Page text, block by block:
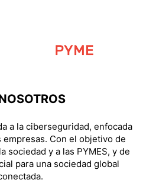
a la ciberseguridad, enfocada
empresas. Con el objetivo de
sociedad y a las PYMES, y de
para una sociedad global